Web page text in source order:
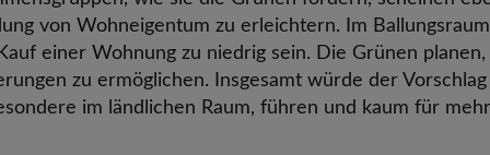
von Wohneigentum zu erleichtern. Im
einer Wohnung zu niedrig sein. Die Grünen
zu ermöglichen. Insgesamt würde der
im ländlichen Raum, führen und kaum für